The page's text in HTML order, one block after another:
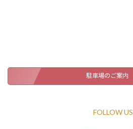
駐車場のご案内
FOLLOW US